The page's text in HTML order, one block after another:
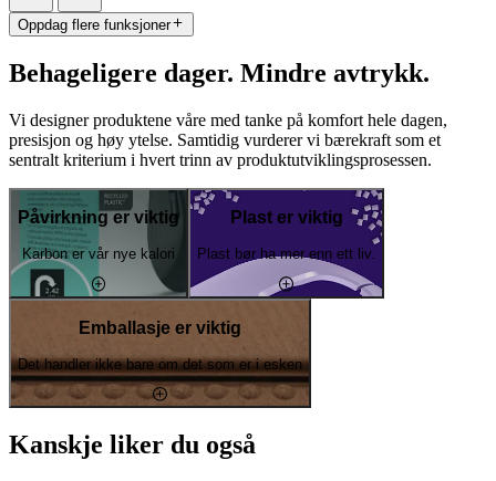
Oppdag flere funksjoner
Behageligere dager. Mindre avtrykk.
Vi designer produktene våre med tanke på komfort hele dagen,
presisjon og høy ytelse. Samtidig vurderer vi bærekraft som et
sentralt kriterium i hvert trinn av produktutviklingsprosessen.
Påvirkning er viktig
Karbon er vår nye kalori
Plast er viktig
Plast bør ha mer enn ett liv.
Emballasje er viktig
Det handler ikke bare om det som er i esken
Kanskje liker du også